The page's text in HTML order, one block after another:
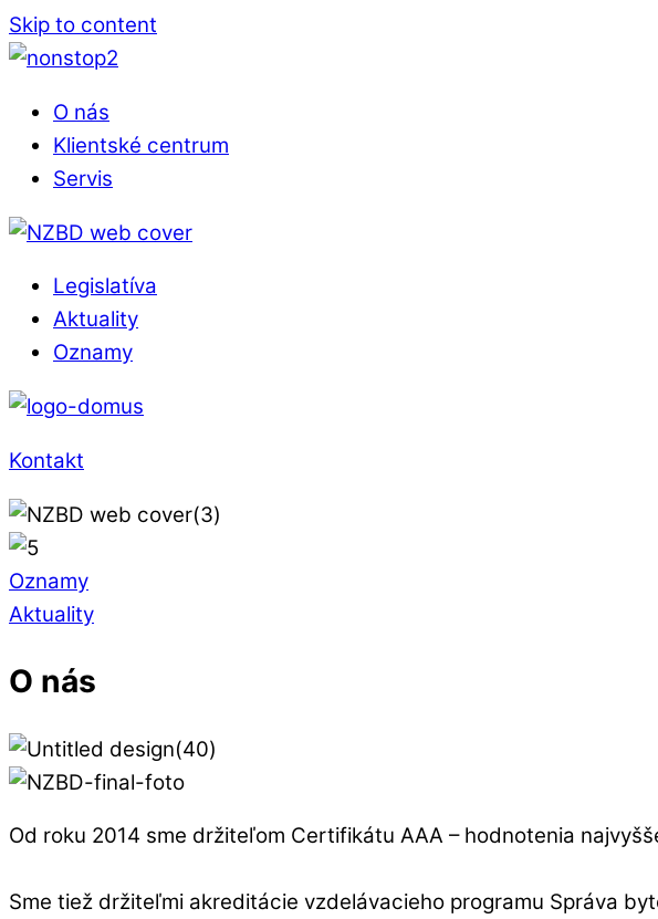
Skip to content
O nás
Klientské centrum
Servis
Legislatíva
Aktuality
Oznamy
Kontakt
Oznamy
Aktuality
O nás
Od roku 2014 sme držiteľom Certifikátu AAA – hodnotenia
Sme tiež držiteľmi akreditácie vzdelávacieho programu Správa